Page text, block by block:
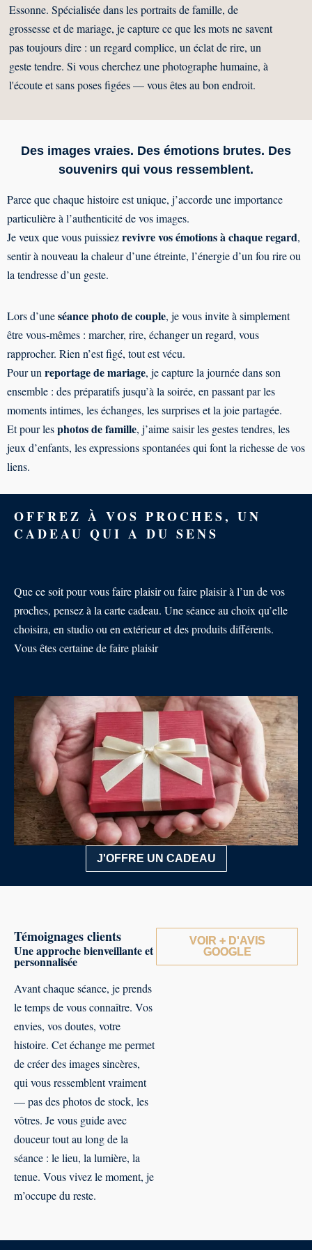
Essonne. Spécialisée dans les portraits de famille, de
grossesse et de mariage, je capture ce que les mots ne savent
pas toujours dire : un regard complice, un éclat de rire, un
geste tendre. Si vous cherchez une photographe humaine, à
l'écoute et sans poses figées — vous êtes au bon endroit.
Des images vraies. Des émotions brutes. Des
souvenirs qui vous ressemblent.
Parce que chaque histoire est unique, j’accorde une importance
particulière à l’authenticité de vos images.
Je veux que vous puissiezrevivre vos émotions à chaque regard,
sentir à nouveau la chaleur d’une étreinte, l’énergie d’un fou rire ou
la tendresse d’un geste.
Lors d’uneséance photo de couple, je vous invite à simplement
être vous-mêmes : marcher, rire, échanger un regard, vous
rapprocher. Rien n’est figé, tout est vécu.
Pour un reportage de mariage, je capture la journée dans son
ensemble : des préparatifs jusqu’à la soirée, en passant par les
moments intimes, les échanges, les surprises et la joie partagée.
Et pour lesphotos de famille, j’aime saisir les gestes tendres, les
jeux d’enfants, les expressions spontanées qui font la richesse de vos
liens.
OFFREZ À VOS PROCHES, UN
CADEAU QUI A DU SENS
Que ce soit pour vous faire plaisir ou faire plaisir à l’un de vos
proches, pensez à la carte cadeau. Une séance au choix qu’elle
choisira, en studio ou en extérieur et des produits différents.
Vous êtes certaine de faire plaisir
J'OFFRE UN CADEAU
Témoignages clients
Une approche bienveillante et
personnalisée
Avant chaque séance, je prends
le temps de vous connaître. Vos
envies, vos doutes, votre
histoire. Cet échange me permet
de créer des images sincères,
qui vous ressemblent vraiment
— pas des photos de stock, les
vôtres. Je vous guide avec
douceur tout au long de la
séance : le lieu, la lumière, la
tenue. Vous vivez le moment, je
m’occupe du reste.
VOIR + D'AVIS
GOOGLE